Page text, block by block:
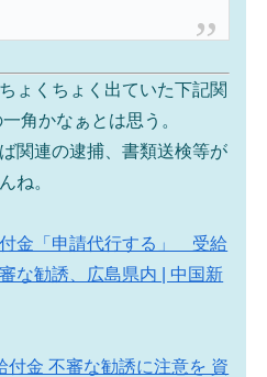
ょくちょく出ていた下記関
角かなぁとは思う。
関連の逮捕、書類送検等が
ね。
金「申請代行する」 受給
な勧誘、広島県内 | 中国新
付金 不審な勧誘に注意を 資